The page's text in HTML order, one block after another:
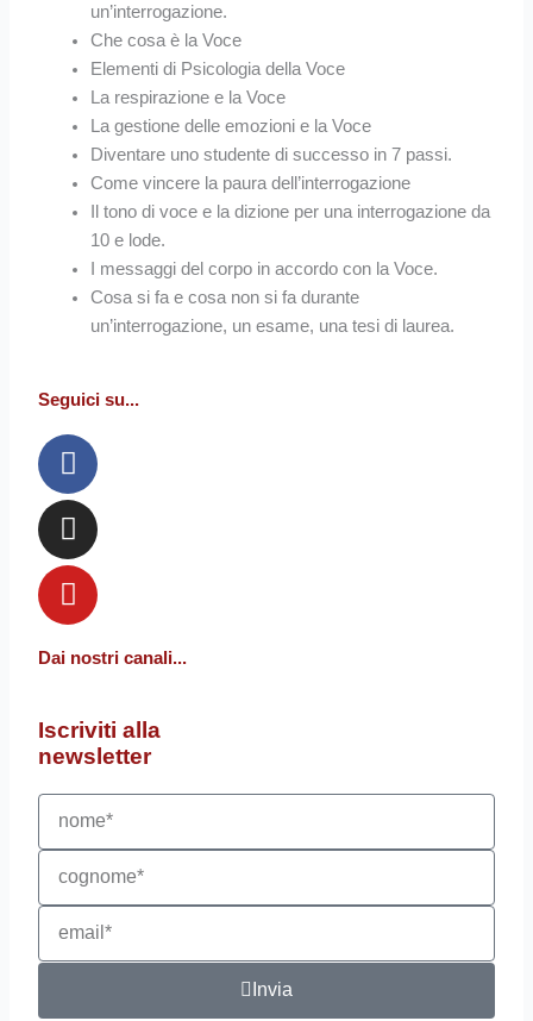
un’interrogazione.
Che cosa è la Voce
Elementi di Psicologia della Voce
La respirazione e la Voce
La gestione delle emozioni e la Voce
Diventare uno studente di successo in 7 passi.
Come vincere la paura dell’interrogazione
Il tono di voce e la dizione per una interrogazione da
10 e lode.
I messaggi del corpo in accordo con la Voce.
Cosa si fa e cosa non si fa durante
un’interrogazione, un esame, una tesi di laurea.
Seguici su...
Facebook
Instagram
Youtube
Dai nostri canali...
Iscriviti alla
newsletter
Invia